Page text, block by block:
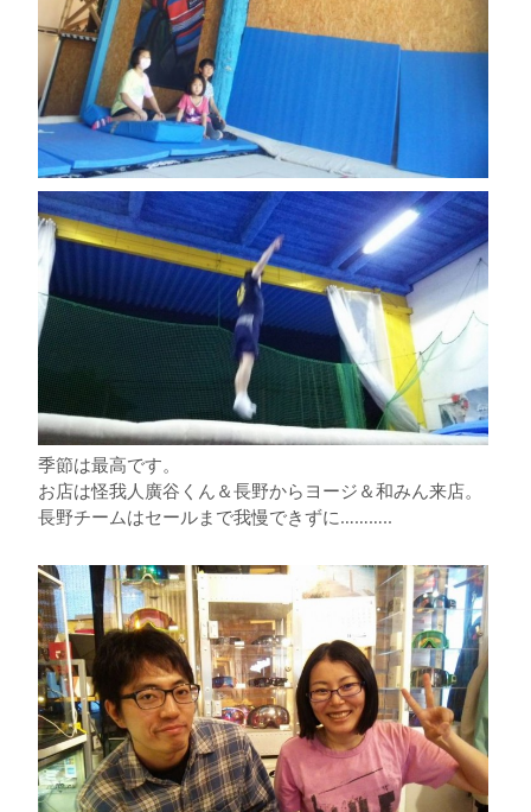
季節は最高です。
お店は怪我人廣谷くん＆長野からヨージ＆和みん来店。
長野チームはセールまで我慢できずに………..